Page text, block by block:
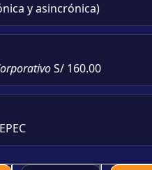
y asincrónica)
S/ 160.00